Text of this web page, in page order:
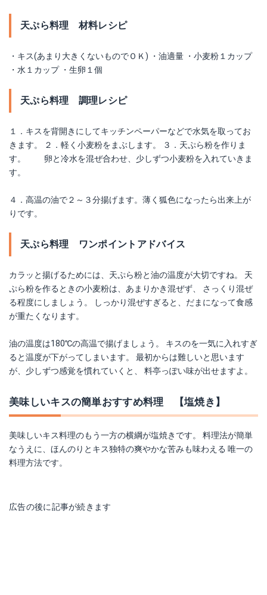
天ぷら料理 材料レシピ
・キス(あまり大きくないものでＯＫ) ・油適量 ・小麦粉１カップ
・水１カップ ・生卵１個
天ぷら料理 調理レシピ
１．キスを背開きにしてキッチンペーパーなどで水気を取ってお
きます。 ２．軽く小麦粉をまぶします。 ３．天ぷら粉を作りま
す。 卵と冷水を混ぜ合わせ、少しずつ小麦粉を入れていきま
す。
４．高温の油で２～３分揚げます。薄く狐色になったら出来上が
りです。
天ぷら料理 ワンポイントアドバイス
カラッと揚げるためには、天ぷら粉と油の温度が大切ですね。 天
ぷら粉を作るときの小麦粉は、あまりかき混ぜず、 さっくり混ぜ
る程度にしましょう。 しっかり混ぜすぎると、だまになって食感
が重たくなります。
油の温度は180℃の高温で揚げましょう。 キスのを一気に入れすぎ
ると温度が下がってしまいます。 最初からは難しいと思います
が、少しずつ感覚を慣れていくと、 料亭っぽい味が出せますよ。
美味しいキスの簡単おすすめ料理 【塩焼き】
美味しいキス料理のもう一方の横綱が塩焼きです。 料理法が簡単
なうえに、ほんのりとキス独特の爽やかな苦みも味わえる 唯一の
料理方法です。
広告の後に記事が続きます